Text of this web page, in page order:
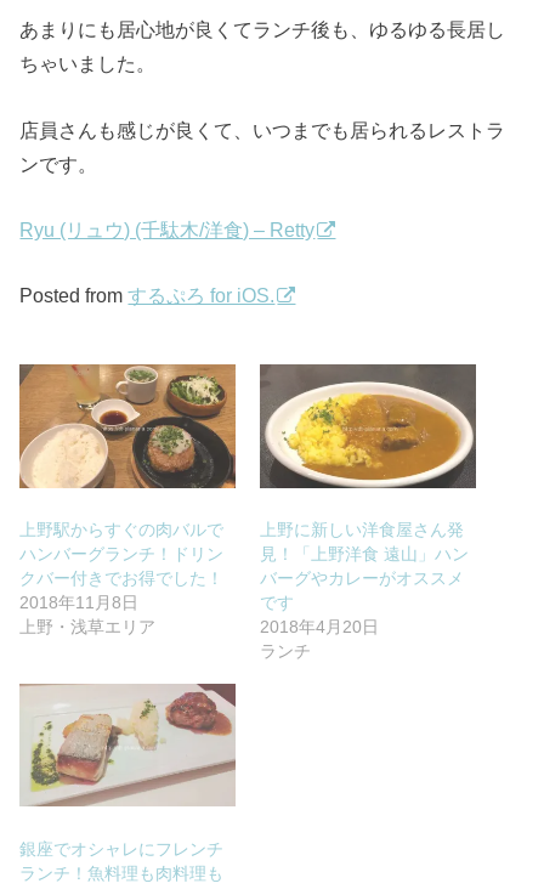
あまりにも居心地が良くてランチ後も、ゆるゆる長居し
ちゃいました。
店員さんも感じが良くて、いつまでも居られるレストラ
ンです。
Ryu (リュウ) (千駄木/洋食) – Retty
Posted fromするぷろ for iOS.
上野駅からすぐの肉バルで
ハンバーグランチ！ドリン
クバー付きでお得でした！
2018年11月8日
上野・浅草エリア
上野に新しい洋食屋さん発
見！「上野洋食 遠山」ハン
バーグやカレーがオススメ
です
2018年4月20日
ランチ
銀座でオシャレにフレンチ
ランチ！魚料理も肉料理も